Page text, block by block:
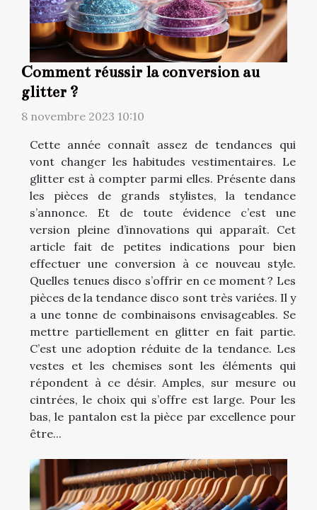
Comment réussir la conversion au
glitter ?
8 novembre 2023 10:10
Cette année connaît assez de tendances qui
vont changer les habitudes vestimentaires. Le
glitter est à compter parmi elles. Présente dans
les pièces de grands stylistes, la tendance
s’annonce. Et de toute évidence c’est une
version pleine d’innovations qui apparaît. Cet
article fait de petites indications pour bien
effectuer une conversion à ce nouveau style.
Quelles tenues disco s’offrir en ce moment ? Les
pièces de la tendance disco sont très variées. Il y
a une tonne de combinaisons envisageables. Se
mettre partiellement en glitter en fait partie.
C’est une adoption réduite de la tendance. Les
vestes et les chemises sont les éléments qui
répondent à ce désir. Amples, sur mesure ou
cintrées, le choix qui s’offre est large. Pour les
bas, le pantalon est la pièce par excellence pour
être...